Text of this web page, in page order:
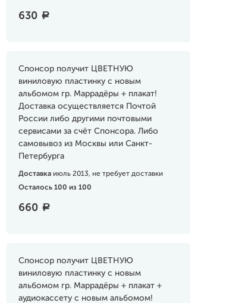
630 a
Спонсор получит ЦВЕТНУЮ
виниловую пластинку с новым
альбомом гр. Маррадёры + плакат!
Доставка осуществляется Почтой
России либо другими почтовыми
сервисами за счёт Спонсора. Либо
самовывоз из Москвы или Санкт-
Петербурга
Доставка июль 2013, не требует доставки
Осталось 100 из 100
660 a
Спонсор получит ЦВЕТНУЮ
виниловую пластинку с новым
альбомом гр. Маррадёры + плакат +
аудиокассету с новым альбомом!